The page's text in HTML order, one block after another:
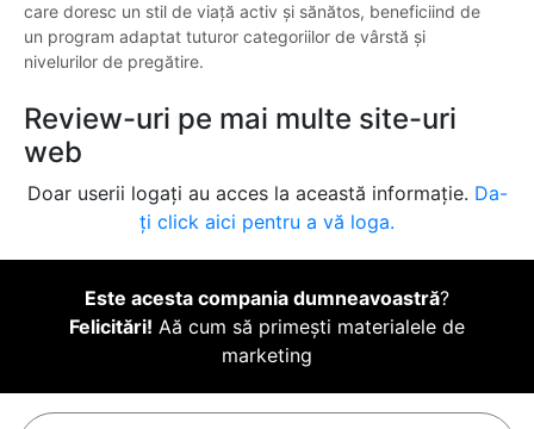
care doresc un stil de viață activ și sănătos, beneficiind de
un program adaptat tuturor categoriilor de vârstă și
nivelurilor de pregătire.
Review-uri pe mai multe site-uri
web
Doar userii logați au acces la această informație. Da-
ți click aici pentru a vă loga.
Este acesta compania dumneavoastră?
Felicitări! Aă cum să primești materialele de
marketing